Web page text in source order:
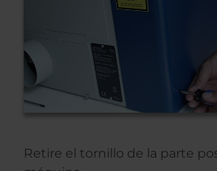
Retire el tornillo de la parte